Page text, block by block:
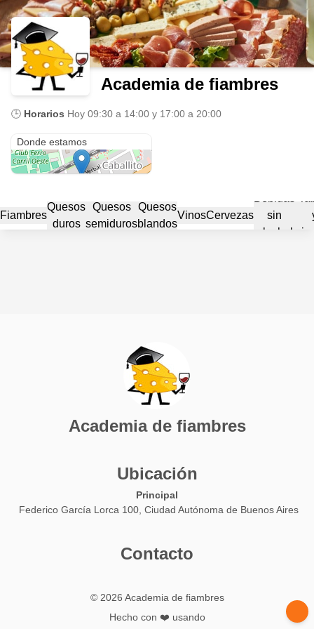
Academia de fiambres
🕒 Horarios Hoy 09:30 a 14:00 y 17:00 a 20:00
Donde estamos
Fiambres
Quesos
duros
Quesos
semiduros
Quesos
blandos
VinosCervezas
sin
alcohol
Academia de fiambres
Ubicación
Principal
Federico García Lorca 100, Ciudad Autónoma de Buenos Aires
Contacto
© 2026 Academia de fiambres
Hecho con ❤️ usando